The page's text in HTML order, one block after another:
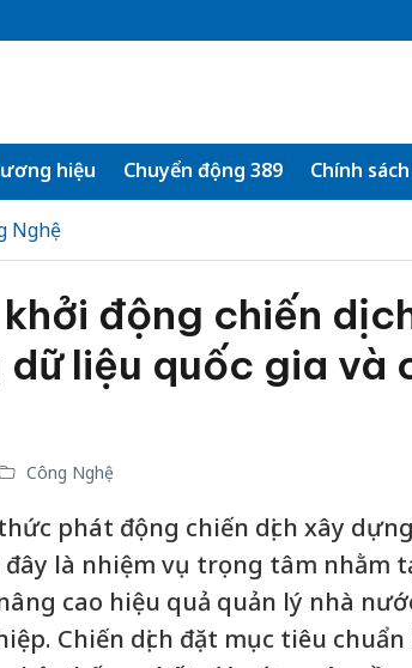
hiệu Chuyển động 389 Chính
Nghệ
khởi động chiến
liệu quốc gia và
Công Nghệ
phát động chiến dịch xây
đây là nhiệm vụ trọng tâm nhằm
cao hiệu quả quản lý nhà
Chiến dịch đặt mục tiêu